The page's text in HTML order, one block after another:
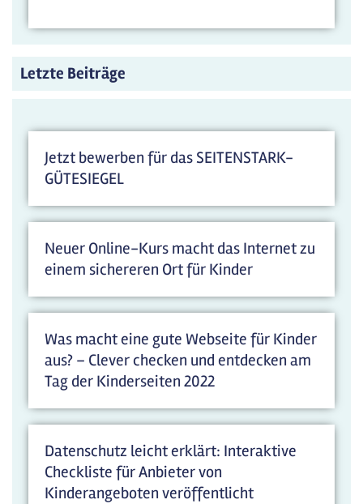
Letzte Beiträge
Jetzt bewerben für das SEITENSTARK-
GÜTESIEGEL
Neuer Online-Kurs macht das Internet zu
einem sichereren Ort für Kinder
Was macht eine gute Webseite für Kinder
aus? – Clever checken und entdecken am
Tag der Kinderseiten 2022
Datenschutz leicht erklärt: Interaktive
Checkliste für Anbieter von
Kinderangeboten veröffentlicht